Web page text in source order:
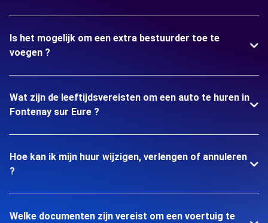
Is het mogelijk om een extra bestuurder toe te
voegen ?
Wat zijn de leeftijdsvereisten om een auto te huren in
Fontenay sur Eure ?
Hoe kan ik mijn huur wijzigen, verlengen of annuleren
?
Welke documenten zijn vereist om een voertuig te